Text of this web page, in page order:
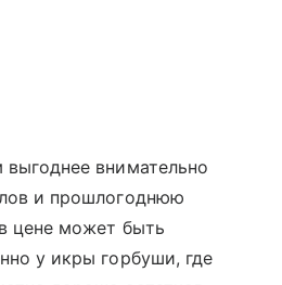
внимательно
и прошлогоднюю
цене может быть
у икры горбуши, где